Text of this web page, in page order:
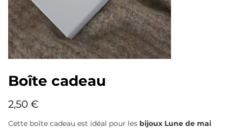
Boîte cadeau
Prix
2,50 €
Cette boîte cadeau est idéal pour les bijoux Lune de mai